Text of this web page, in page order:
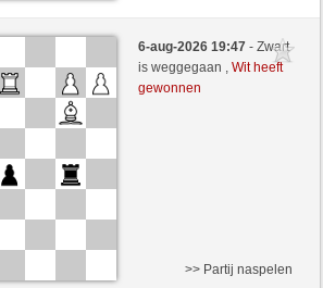
(1161)
side + 8 seconds/move
6-aug-2026 19:47- Zwart
is weggegaan ,Wit heeft
gewonnen
>> Partij naspelen